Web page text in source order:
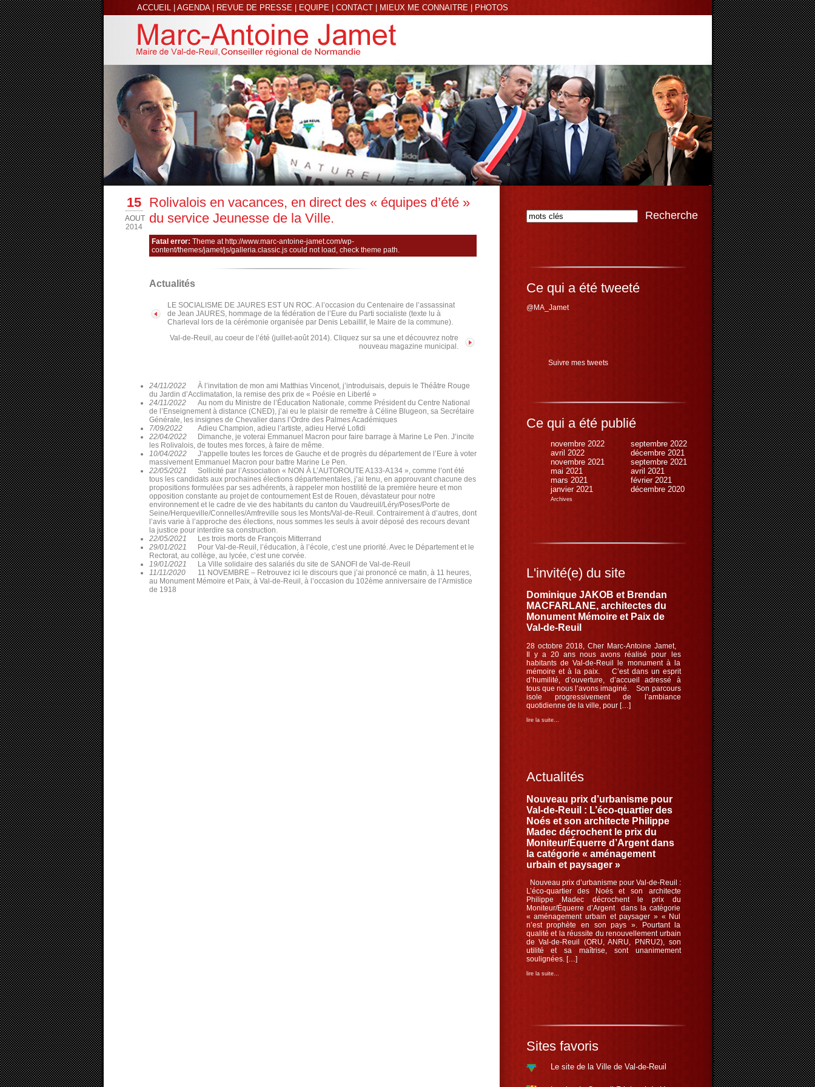
ACCUEIL| AGENDA| REVUE DE PRESSE| EQUIPE| CONTACT| MIEUX ME CONNAITRE| PHOTOS
Ce qui a été tweeté
@MA_Jamet
Suivre mes tweets
Ce qui a été publié
novembre 2022
septembre 2022
avril 2022
décembre 2021
novembre 2021
septembre 2021
mai 2021
avril 2021
mars 2021
février 2021
janvier 2021
décembre 2020
Archives
L'invité(e) du site
Dominique JAKOB et Brendan
MACFARLANE, architectes du
Monument Mémoire et Paix de
Val-de-Reuil
28 octobre 2018, Cher Marc-Antoine Jamet,
Il y a 20 ans nous avons réalisé pour les
habitants de Val-de-Reuil le monument à la
mémoire et à la paix. C’est dans un esprit
d’humilité, d’ouverture, d’accueil adressé à
tous que nous l’avons imaginé. Son parcours
isole progressivement de l’ambiance
quotidienne de la ville, pour […]
lire la suite…
Actualités
Nouveau prix d’urbanisme pour
Val-de-Reuil : L’éco-quartier des
Noés et son architecte Philippe
Madec décrochent le prix du
Moniteur/Équerre d’Argent dans
la catégorie « aménagement
urbain et paysager »
Nouveau prix d’urbanisme pour Val-de-Reuil :
L’éco-quartier des Noés et son architecte
Philippe Madec décrochent le prix du
Moniteur/Équerre d’Argent dans la catégorie
« aménagement urbain et paysager » « Nul
n’est prophète en son pays ». Pourtant la
qualité et la réussite du renouvellement urbain
de Val-de-Reuil (ORU, ANRU, PNRU2), son
utilité et sa maîtrise, sont unanimement
soulignées. […]
lire la suite…
Sites favoris
Le site de la Ville de Val-de-Reuil
15
AOUT
2014
Rolivalois en vacances, en direct des « équipes d’été »
du service Jeunesse de la Ville.
Fatal error: Theme at http://www.marc-antoine-jamet.com/wp-
content/themes/jamet/js/galleria.classic.js could not load, check theme path.
Actualités
LE SOCIALISME DE JAURES EST UN ROC. A l’occasion du Centenaire de l’assassinat
de Jean JAURES, hommage de la fédération de l’Eure du Parti socialiste (texte lu à
Charleval lors de la cérémonie organisée par Denis Lebaillif, le Maire de la commune).
Val-de-Reuil, au coeur de l’été (juillet-août 2014). Cliquez sur sa une et découvrez notre
nouveau magazine municipal.
24/11/2022
À l’invitation de mon ami Matthias Vincenot, j’introduisais, depuis le Théâtre Rouge
du Jardin d’Acclimatation, la remise des prix de « Poésie en Liberté »
24/11/2022
Au nom du Ministre de l’Éducation Nationale, comme Président du Centre National
de l’Enseignement à distance (CNED), j’ai eu le plaisir de remettre à Céline Blugeon, sa Secrétaire
Générale, les insignes de Chevalier dans l’Ordre des Palmes Académiques
7/09/2022
Adieu Champion, adieu l’artiste, adieu Hervé Lofidi
22/04/2022
Dimanche, je voterai Emmanuel Macron pour faire barrage à Marine Le Pen. J’incite
les Rolivalois, de toutes mes forces, à faire de même.
10/04/2022
J’appelle toutes les forces de Gauche et de progrès du département de l’Eure à voter
massivement Emmanuel Macron pour battre Marine Le Pen.
22/05/2021
Sollicité par l’Association « NON À L’AUTOROUTE A133-A134 », comme l’ont été
tous les candidats aux prochaines élections départementales, j’ai tenu, en approuvant chacune des
propositions formulées par ses adhérents, à rappeler mon hostilité de la première heure et mon
opposition constante au projet de contournement Est de Rouen, dévastateur pour notre
environnement et le cadre de vie des habitants du canton du Vaudreuil/Léry/Poses/Porte de
Seine/Herqueville/Connelles/Amfreville sous les Monts/Val-de-Reuil. Contrairement à d’autres, dont
l’avis varie à l’approche des élections, nous sommes les seuls à avoir déposé des recours devant
la justice pour interdire sa construction.
22/05/2021
Les trois morts de François Mitterrand
29/01/2021
Pour Val-de-Reuil, l’éducation, à l’école, c’est une priorité. Avec le Département et le
Rectorat, au collège, au lycée, c’est une corvée.
19/01/2021
La Ville solidaire des salariés du site de SANOFI de Val-de-Reuil
11/11/2020
11 NOVEMBRE – Retrouvez ici le discours que j’ai prononcé ce matin, à 11 heures,
au Monument Mémoire et Paix, à Val-de-Reuil, à l’occasion du 102ème anniversaire de l’Armistice
de 1918